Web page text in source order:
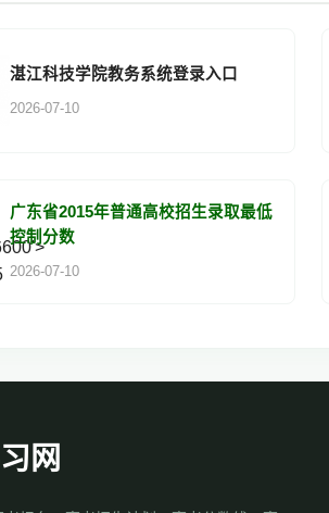
湛江科技学院教务系统登录入口
2026-07-10
广东省2015年普通高校招生录取最低
控制分数
2026-07-10
网